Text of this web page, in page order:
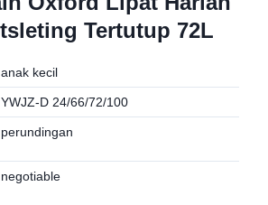
Tertutup 72L
anak kecil
YWJZ-D 24/66/72/100
perundingan
negotiable